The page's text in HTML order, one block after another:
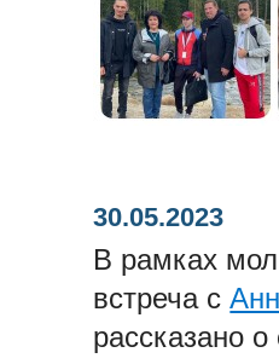
30.05.2023
В рамках
встреча с
рассказано